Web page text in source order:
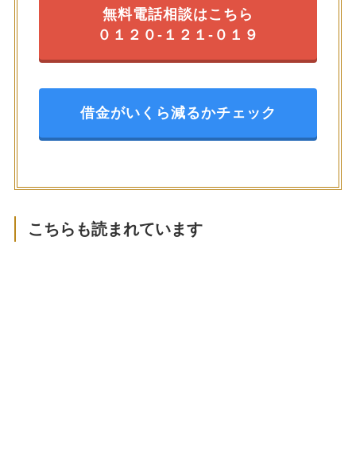
無料電話相談はこちら
０１２０-１２１-０１９
借金がいくら減るかチェック
こちらも読まれています